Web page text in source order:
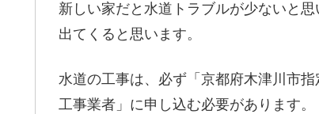
新しい家だと水道トラブルが少ないと
出てくると思います。
水道の工事は、必ず「京都府木津川市
工事業者」に申し込む必要があります。